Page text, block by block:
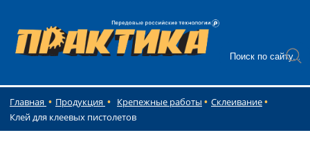
Главная Продукция Крепежные работы
Склеивание
Клей для клеевых пистолетов